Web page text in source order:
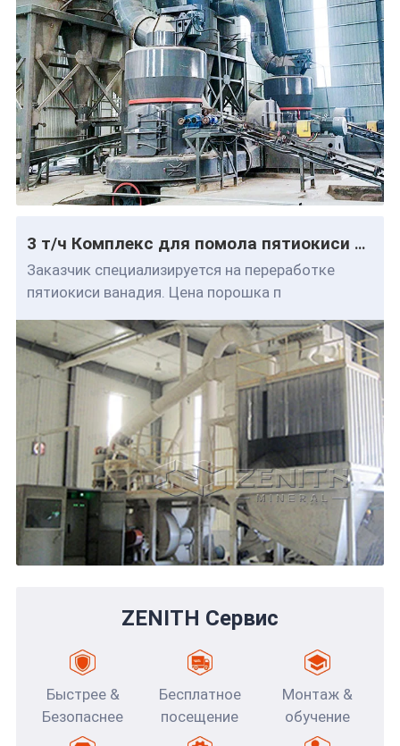
3 т/ч Комплекс для помола пятиокиси ванадия
Заказчик специализируется на переработке
пятиокиси ванадия. Цена порошка п
ZENITH Сервис
Быстрее &
Безопаснее
Бесплатное
посещение
Монтаж &
обучение